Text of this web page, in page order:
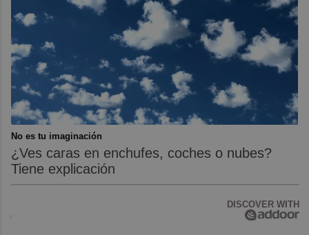
No es tu imaginación
¿Ves caras en enchufes, coches o nubes?
Tiene explicación
DISCOVER WITH